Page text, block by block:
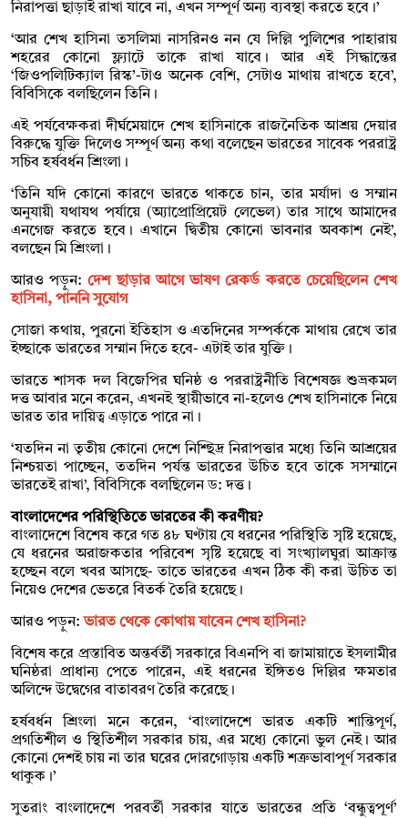
নিরাপত্তা ছাড়াই রাখা যাবে না, এখন সম্পূর্ণ অন্য ব্যবস্থা করতে হবে।’
‘আর শেখ হাসিনা তসলিমা নাসরিনও নন যে দিল্লি পুলিশের পাহারায়
শহরের কোনো ফ্ল্যাটে তাকে রাখা যাবে। আর এই সিদ্ধান্তের
‘জিওপলিটিক্যাল রিস্ক’-টাও অনেক বেশি, সেটাও মাথায় রাখতে হবে’,
বিবিসিকে বলছিলেন তিনি।
এই পর্যবেক্ষকরা দীর্ঘমেয়াদে শেখ হাসিনাকে রাজনৈতিক আশ্রয় দেয়ার
বিরুদ্ধে যুক্তি দিলেও সম্পূর্ণ অন্য কথা বলেছেন ভারতের সাবেক পররাষ্ট্র
সচিব হর্ষবর্ধন শ্রিংলা।
‘তিনি যদি কোনো কারণে ভারতে থাকতে চান, তার মর্যাদা ও সম্মান
অনুযায়ী যথাযথ পর্যায়ে (অ্যাপ্রোপ্রিয়েট লেভেল) তার সাথে আমাদের
এনগেজ করতে হবে। এখানে দ্বিতীয় কোনো ভাবনার অবকাশ নেই’,
বলছেন মি শ্রিংলা।
আরও পড়ুন:দেশ ছাড়ার আগে ভাষণ রেকর্ড করতে চেয়েছিলেন শেখ
হাসিনা, পাননি সুযোগ
সোজা কথায়, পুরনো ইতিহাস ও এতদিনের সম্পর্ককে মাথায় রেখে তার
ইচ্ছাকে ভারতের সম্মান দিতে হবে- এটাই তার যুক্তি।
ভারতে শাসক দল বিজেপির ঘনিষ্ঠ ও পররাষ্ট্রনীতি বিশেষজ্ঞ শুভ্রকমল
দত্ত আবার মনে করেন, এখনই স্থায়ীভাবে না-হলেও শেখ হাসিনাকে নিয়ে
ভারত তার দায়িত্ব এড়াতে পারে না।
‘যতদিন না তৃতীয় কোনো দেশে নিশ্ছিদ্র নিরাপত্তার মধ্যে তিনি আশ্রয়ের
নিশ্চয়তা পাচ্ছেন, ততদিন পর্যন্ত ভারতের উচিত হবে তাকে সসম্মানে
ভারতেই রাখা’, বিবিসিকে বলছিলেন ড: দত্ত।
বাংলাদেশের পরিস্থিতিতে ভারতের কী করণীয়?
বাংলাদেশে বিশেষ করে গত ৪৮ ঘণ্টায় যে ধরনের পরিস্থিতি সৃষ্টি হয়েছে,
যে ধরনের অরাজকতার পরিবেশ সৃষ্টি হয়েছে বা সংখ্যালঘুরা আক্রান্ত
হচ্ছেন বলে খবর আসছে- তাতে ভারতের এখন ঠিক কী করা উচিত তা
নিয়েও দেশের ভেতরে বিতর্ক তৈরি হয়েছে।
আরও পড়ুন:ভারত থেকে কোথায় যাবেন শেখ হাসিনা?
বিশেষ করে প্রস্তাবিত অন্তর্বর্তী সরকারে বিএনপি বা জামায়াতে ইসলামীর
ঘনিষ্ঠরা প্রাধান্য পেতে পারেন, এই ধরনের ইঙ্গিতও দিল্লির ক্ষমতার
অলিন্দে উদ্বেগের বাতাবরণ তৈরি করেছে।
হর্ষবর্ধন শ্রিংলা মনে করেন, ‘বাংলাদেশে ভারত একটি শান্তিপূর্ণ,
প্রগতিশীল ও স্থিতিশীল সরকার চায়, এর মধ্যে কোনো ভুল নেই। আর
কোনো দেশই চায় না তার ঘরের দোরগোড়ায় একটি শত্রুভাবাপূর্ণ সরকার
থাকুক।’
সুতরাং বাংলাদেশে পরবর্তী সরকার যাতে ভারতের প্রতি ‘বন্ধুত্বপূর্ণ’